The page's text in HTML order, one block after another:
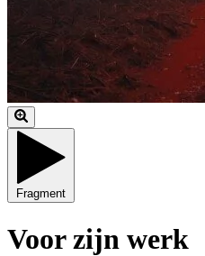
Fragment
Voor zijn werk